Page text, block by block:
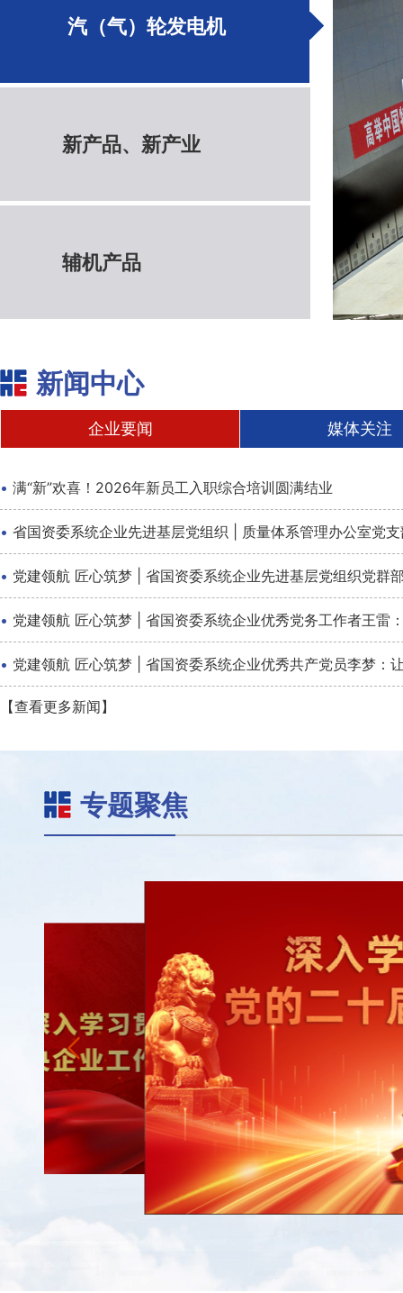
汽（气）轮发电机
新产品、新产业
辅机产品
新闻中心
企业要闻 媒体关注
· 满“新”欢喜！2026年新员工入职综合培训圆满结业
· 省国资委系统企业先进基层党组织 | 质量体系管理办公室党
· 党建领航 匠心筑梦 | 省国资委系统企业先进基层党组织党群
· 党建领航 匠心筑梦 | 省国资委系统企业优秀党务工作者王雷
· 党建领航 匠心筑梦 | 省国资委系统企业优秀共产党员李梦：
【查看更多新闻】
专题聚焦